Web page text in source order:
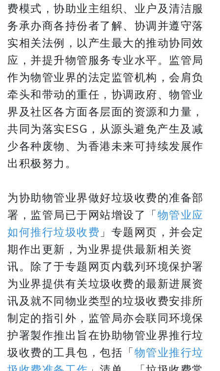
费模式，协助业主组织、业户及清洁服
务承办商各持份者了解、协调并遵守落
实相关法例，以产生最大的推动协同效
应，并提升物管服务专业水平。监管局
作为物管业界的法定监管机构，会肩负
牵头和带动的重任，协调政府、物管业
界及社区各方面各层面的资源和力量，
共同为落实ESG，从源头避免产生及减
少各种废物、为香港未来可持续发展作
出积极努力。
为协助物管业界做好垃圾收费的准备部
署，监管局已于网站增设了「物管业应
如何推行垃圾收费」专题网页，并会定
期作出更新，为业界提供最新相关资
讯。除了于专题网页内载列环境保护署
为业界提供有关垃圾收费的最新进展资
讯及就不同物业类型的垃圾收费安排所
制定的指引外，监管局亦会联同环境保
护署製作推出旨在协助物管业界推行垃
圾收费的工具包，包括「物管业推行垃